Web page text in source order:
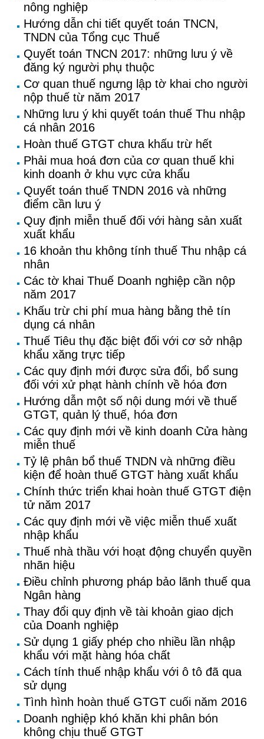
nông nghiệp
Hướng dẫn chi tiết quyết toán TNCN,
TNDN của Tổng cục Thuế
Quyết toán TNCN 2017: những lưu ý về
đăng ký người phụ thuộc
Cơ quan thuế ngưng lập tờ khai cho người
nộp thuế từ năm 2017
Những lưu ý khi quyết toán thuế Thu nhập
cá nhân 2016
Hoàn thuế GTGT chưa khấu trừ hết
Phải mua hoá đơn của cơ quan thuế khi
kinh doanh ở khu vực cửa khẩu
Quyết toán thuế TNDN 2016 và những
điểm cần lưu ý
Quy định miễn thuế đối với hàng sản xuất
xuất khẩu
16 khoản thu không tính thuế Thu nhập cá
nhân
Các tờ khai Thuế Doanh nghiệp cần nộp
năm 2017
Khấu trừ chi phí mua hàng bằng thẻ tín
dụng cá nhân
Thuế Tiêu thụ đặc biệt đối với cơ sở nhập
khẩu xăng trực tiếp
Các quy định mới được sửa đổi, bổ sung
đối với xử phạt hành chính về hóa đơn
Hướng dẫn một số nội dung mới về thuế
GTGT, quản lý thuế, hóa đơn
Các quy định mới về kinh doanh Cửa hàng
miễn thuế
Tỷ lệ phân bổ thuế TNDN và những điều
kiện để hoàn thuế GTGT hàng xuất khẩu
Chính thức triển khai hoàn thuế GTGT điện
tử năm 2017
Các quy định mới về việc miễn thuế xuất
nhập khẩu
Thuế nhà thầu với hoạt động chuyển quyền
nhãn hiệu
Điều chỉnh phương pháp bảo lãnh thuế qua
Ngân hàng
Thay đổi quy định về tài khoản giao dịch
của Doanh nghiệp
Sử dụng 1 giấy phép cho nhiều lần nhập
khẩu với mặt hàng hóa chất
Cách tính thuế nhập khẩu với ô tô đã qua
sử dụng
Tình hình hoàn thuế GTGT cuối năm 2016
Doanh nghiệp khó khăn khi phân bón
không chịu thuế GTGT